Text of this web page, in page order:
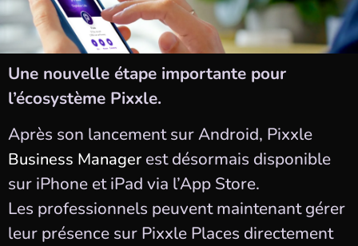
Une nouvelle étape importante pour
l’écosystème Pixxle.
Après son lancement sur Android, Pixxle
Business Manager est désormais disponible
sur iPhone et iPad via l’App Store.
Les professionnels peuvent maintenant gérer
leur présence sur Pixxle Places directement